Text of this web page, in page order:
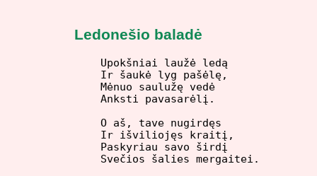
Ledonešio baladė
Upokšniai laužė ledą
Ir šaukė lyg pašėlę,
Mėnuo saulužę vedė
Anksti pavasarėlį.
O aš, tave nugirdęs
Ir išviliojęs kraitį,
Paskyriau savo širdį
Svečios šalies mergaitei.